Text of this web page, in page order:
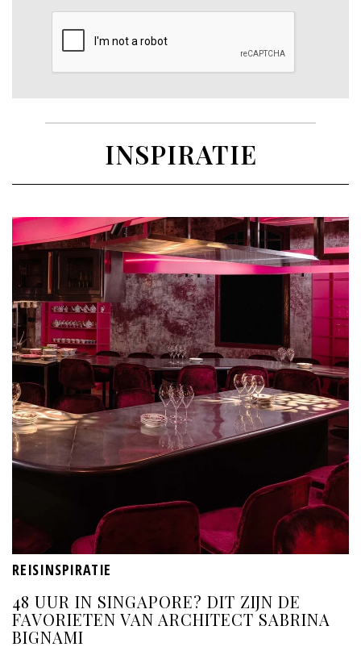
INSPIRATIE
REISINSPIRATIE
48 UUR IN SINGAPORE? DIT ZIJN DE
FAVORIETEN VAN ARCHITECT SABRINA
BIGNAMI